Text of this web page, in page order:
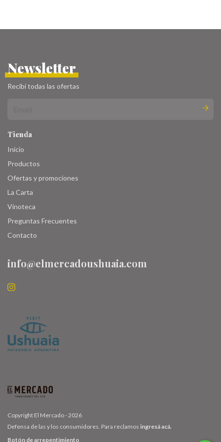
Newsletter
Recibí todas las ofertas
Tienda
Inicio
Productos
Ofertas y promociones
La Carta
Vinoteca
Preguntas Frecuentes
Contacto
info@elmercadoushuaia.com
Copyright El Mercado - 2026
Defensa de las y los consumidores. Para reclamos ingresá acá.
Botón de arrepentimiento